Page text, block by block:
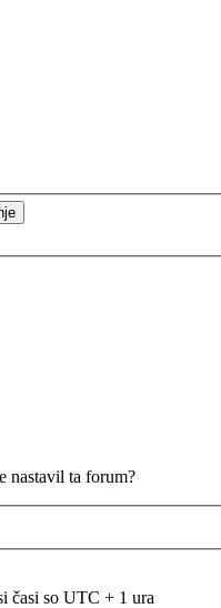
nastavil ta forum?
časi so UTC + 1 ura